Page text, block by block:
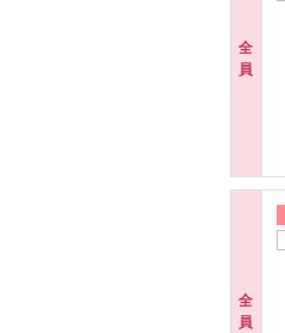
全
員
全
員